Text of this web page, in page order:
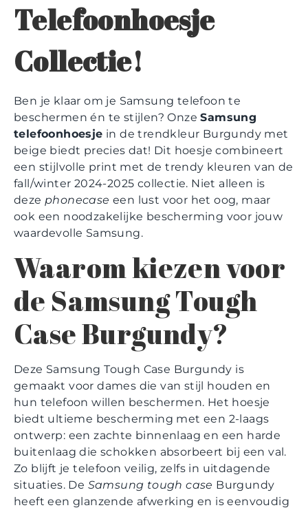
Telefoonhoesje
Collectie!
Ben je klaar om je Samsung telefoon te
beschermen én te stijlen? OnzeSamsung
telefoonhoesje in de trendkleur Burgundy met
beige biedt precies dat! Dit hoesje combineert
een stijlvolle print met de trendy kleuren van de
fall/winter 2024-2025 collectie. Niet alleen is
deze phonecase een lust voor het oog, maar
ook een noodzakelijke bescherming voor jouw
waardevolle Samsung.
Waarom kiezen voor
de Samsung Tough
Case Burgundy?
Deze Samsung Tough Case Burgundy is
gemaakt voor dames die van stijl houden en
hun telefoon willen beschermen. Het hoesje
biedt ultieme bescherming met een 2-laags
ontwerp: een zachte binnenlaag en een harde
buitenlaag die schokken absorbeert bij een val.
Zo blijft je telefoon veilig, zelfs in uitdagende
situaties. De Samsung tough case Burgundy
heeft een glanzende afwerking en is eenvoudig